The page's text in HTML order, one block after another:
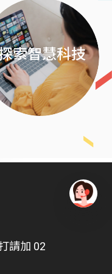
索智慧科技
請加 02